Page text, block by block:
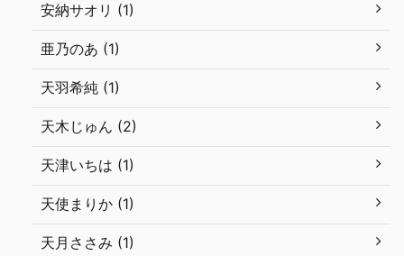
安納サオリ (1)
亜乃のあ (1)
天羽希純 (1)
天木じゅん (2)
天津いちは (1)
天使まりか (1)
天月ささみ (1)